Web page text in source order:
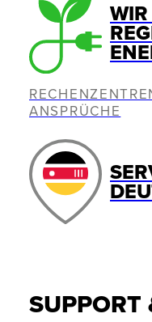
ANSPRÜCHE
SUPPORT